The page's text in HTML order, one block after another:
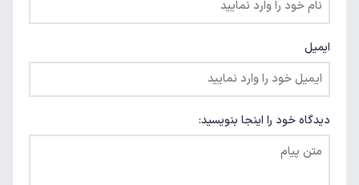
ایمیل
دیدگاه خود را اینجا بنویسید: